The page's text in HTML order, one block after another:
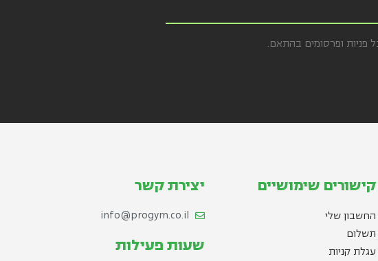
ופרסומים בהתאם.
קישורים שימושיים
החשבון שלי
תשלום
עגלת קניות
יצירת קשר
info@progym.co.il
שעות פעילות